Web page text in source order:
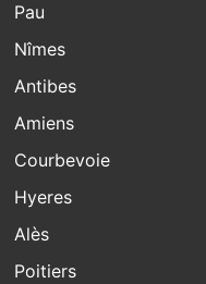
Pau
Nîmes
Antibes
Amiens
Courbevoie
Hyeres
Alès
Poitiers